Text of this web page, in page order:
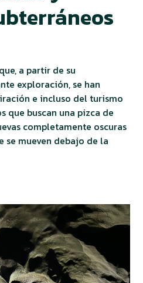
a partir de su
exploración, se han
e incluso del turismo
que buscan una pizca de
completamente oscuras
se mueven debajo de la